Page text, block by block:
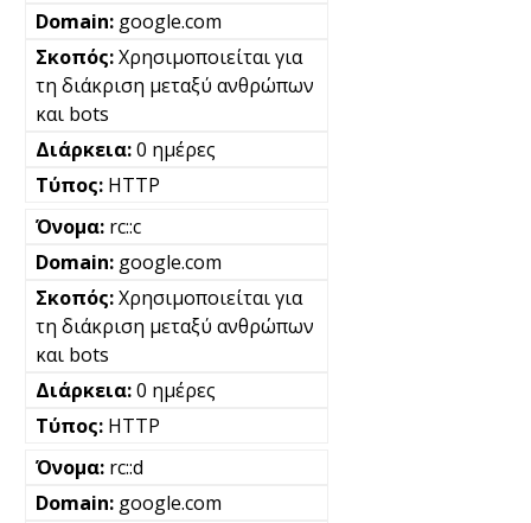
google.com
Χρησιμοποιείται για
τη διάκριση μεταξύ ανθρώπων
και bots
0 ημέρες
HTTP
rc::c
google.com
Χρησιμοποιείται για
τη διάκριση μεταξύ ανθρώπων
και bots
0 ημέρες
HTTP
rc::d
google.com